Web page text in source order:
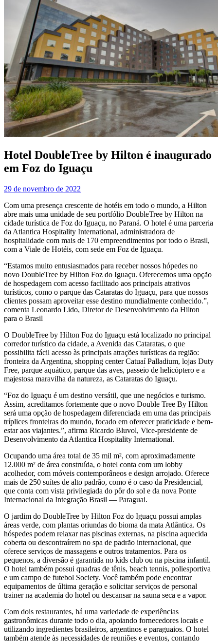
Hotel DoubleTree by Hilton é inaugurado
em Foz do Iguaçu
29 de novembro de 2022
Com uma presença crescente de hotéis em todo o mundo, a Hilton
abre mais uma unidade de seu portfólio DoubleTree by Hilton na
cidade turística de Foz do Iguaçu, no Paraná. O hotel é uma parceria
da Atlantica Hospitality International, administradora de
hospitalidade com mais de 170 empreendimentos por todo o Brasil,
com a Viale de Hotéis, com sede em Foz de Iguaçu.
“Estamos muito entusiasmados para receber nossos hópedes no
novo DoubleTree by Hilton Foz do Iguaçu. Oferecemos uma opção
de hospedagem com acesso facilitado aos principais atrativos
turísticos, como o parque das Cataratas do Iguaçu, para que nossos
clientes possam aproveitar esse destino mundialmente conhecido.”,
comenta Leonardo Lido, Diretor de Desenvolvimento da Hilton
para o Brasil
O DoubleTree by Hilton Foz do Iguaçu está localizado no principal
corredor turístico da cidade, a Avenida das Cataratas, o que
possibilita fácil acesso às principais atrações turísticas da região:
fronteira da Argentina, shopping center Catuaí Palladium, lojas Duty
Free, parque aquático, parque das aves, passeio de helicóptero e a
majestosa maravilha da natureza, as Cataratas do Iguaçu.
“Foz do Iguaçu é um destino versátil, que une negócios e turismo.
Assim, acreditamos fortemente que o novo Double Tree By Hilton
será uma opção de hospedagem diferenciada em uma das principais
tríplices fronteiras do mundo, focado em oferecer praticidade e bem-
estar aos viajantes.”, afirma Ricardo Bluvol, Vice-presidente de
Desenvolvimento da Atlantica Hospitality International.
Ocupando uma área total de 35 mil m², com aproximadamente
12.000 m² de área construída, o hotel conta com um lobby
acolhedor, com móveis contemporâneos e design arrojado. Oferece
mais de 250 suítes de alto padrão, como é o caso da Presidencial,
que conta com vista privilegiada do pôr do sol e da nova Ponte
Internacional da Integração Brasil — Paraguai.
O jardim do DoubleTree by Hilton Foz do Iguaçu possui amplas
áreas verde, com plantas oriundas do bioma da mata Atlântica. Os
hóspedes podem relaxar nas piscinas externas, na piscina aquecida
coberta ou descontraírem no spa de padrão internacional, que
oferece serviços de massagens e outros tratamentos. Para os
pequenos, a diversão é garantida no kids club ou na piscina infantil.
O hotel também possui quadras de tênis, beach tennis, poliesportiva
e um campo de futebol Society. Você também pode encontrar
equipamentos de última geração e solicitar serviços de personal
trainer na academia do hotel ou descansar na sauna seca e a vapor.
Com dois restaurantes, há uma variedade de experiências
gastronômicas durante todo o dia, apoiando fornecedores locais e
utilizando ingredientes brasileiros, argentinos e paraguaios. O hotel
também atende às necessidades de reuniões e eventos, contando